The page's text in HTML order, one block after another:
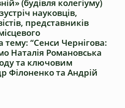
(будівля колегіуму)
науковців,
представників
“Сенси Чернігова:
Наталія Романовська
та ключовим
Філоненко та Андрій